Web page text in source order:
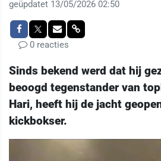
geüpdatet 13/05/2026 02:50
0 reacties
Sinds bekend werd dat hij
beoogd tegenstander van
Hari, heeft hij de jacht
kickbokser.